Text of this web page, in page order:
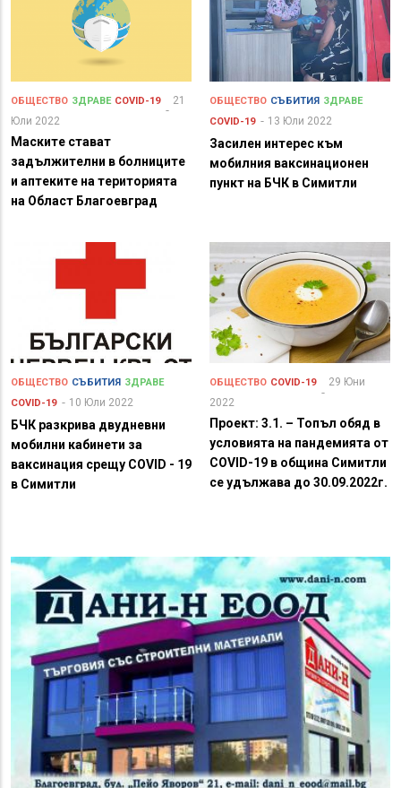
ОБЩЕСТВО ЗДРАВЕ COVID-19
21
Юли 2022
Маските стават
задължителни в болниците
и аптеките на територията
на Област Благоевград
ОБЩЕСТВО СЪБИТИЯ ЗДРАВЕ
COVID-19
13 Юли 2022
Засилен интерес към
мобилния ваксинационен
пункт на БЧК в Симитли
ОБЩЕСТВО СЪБИТИЯ ЗДРАВЕ
COVID-19
10 Юли 2022
БЧК разкрива двудневни
мобилни кабинети за
ваксинация срещу COVID - 19
в Симитли
ОБЩЕСТВО COVID-19
29 Юни
2022
Проект: 3.1. – Топъл обяд в
условията на пандемията от
COVID-19 в община Симитли
се удължава до 30.09.2022г.